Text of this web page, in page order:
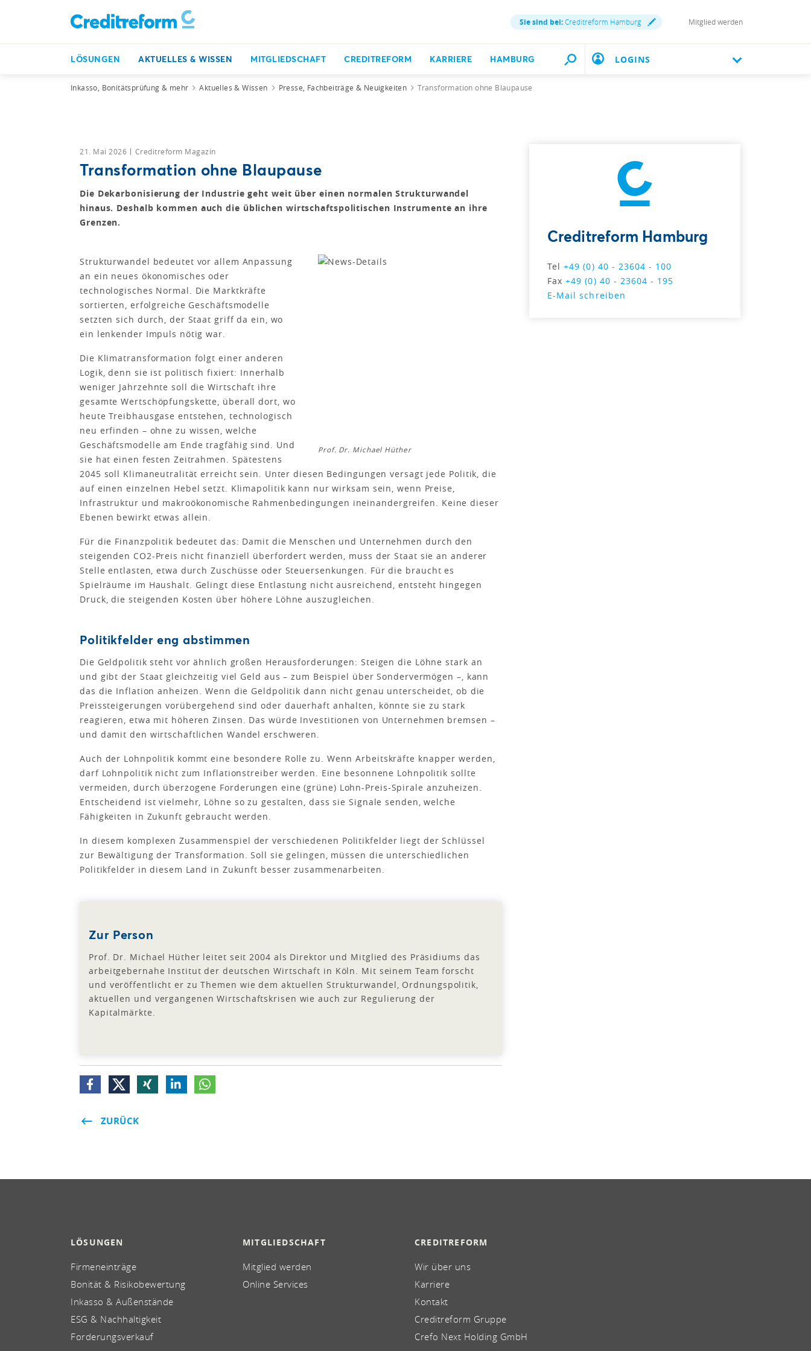
Sie sind bei:Creditreform Hamburg Mitglied werden
LÖSUNGEN AKTUELLES & WISSEN MITGLIEDSCHAFT CREDITREFORM KARRIERE HAMBURG LOGINS
Inkasso, Bonitätsprüfung & mehr Aktuelles & Wissen Presse, Fachbeiträge & Neuigkeiten Transformation ohne Blaupause
21. Mai 2026 Creditreform Magazin
Transformation ohne Blaupause
Die Dekarbonisierung der Industrie geht weit über einen normalen Strukturwandel
hinaus. Deshalb kommen auch die üblichen wirtschaftspolitischen Instrumente an ihre
Grenzen.
Prof. Dr. Michael Hüther
Strukturwandel bedeutet vor allem Anpassung
an ein neues ökonomisches oder
technologisches Normal. Die Marktkräfte
sortierten, erfolgreiche Geschäftsmodelle
setzten sich durch, der Staat griff da ein, wo
ein lenkender Impuls nötig war.
Die Klimatransformation folgt einer anderen
Logik, denn sie ist politisch fixiert: Innerhalb
weniger Jahrzehnte soll die Wirtschaft ihre
gesamte Wertschöpfungskette, überall dort, wo
heute Treibhausgase entstehen, technologisch
neu erfinden – ohne zu wissen, welche
Geschäftsmodelle am Ende tragfähig sind. Und
sie hat einen festen Zeitrahmen. Spätestens
2045 soll Klimaneutralität erreicht sein. Unter diesen Bedingungen versagt jede Politik, die
auf einen einzelnen Hebel setzt. Klimapolitik kann nur wirksam sein, wenn Preise,
Infrastruktur und makroökonomische Rahmenbedingungen ineinandergreifen. Keine dieser
Ebenen bewirkt etwas allein.
Für die Finanzpolitik bedeutet das: Damit die Menschen und Unternehmen durch den
steigenden CO2-Preis nicht finanziell überfordert werden, muss der Staat sie an anderer
Stelle entlasten, etwa durch Zuschüsse oder Steuersenkungen. Für die braucht es
Spielräume im Haushalt. Gelingt diese Entlastung nicht ausreichend, entsteht hingegen
Druck, die steigenden Kosten über höhere Löhne auszugleichen.
Politikfelder eng abstimmen
Die Geldpolitik steht vor ähnlich großen Herausforderungen: Steigen die Löhne stark an
und gibt der Staat gleichzeitig viel Geld aus – zum Beispiel über Sondervermögen –, kann
das die Inflation anheizen. Wenn die Geldpolitik dann nicht genau unterscheidet, ob die
Preissteigerungen vorübergehend sind oder dauerhaft anhalten, könnte sie zu stark
reagieren, etwa mit höheren Zinsen. Das würde Investitionen von Unternehmen bremsen –
und damit den wirtschaftlichen Wandel erschweren.
Auch der Lohnpolitik kommt eine besondere Rolle zu. Wenn Arbeitskräfte knapper werden,
darf Lohnpolitik nicht zum Inflationstreiber werden. Eine besonnene Lohnpolitik sollte
vermeiden, durch überzogene Forderungen eine (grüne) Lohn-Preis-Spirale anzuheizen.
Entscheidend ist vielmehr, Löhne so zu gestalten, dass sie Signale senden, welche
Fähigkeiten in Zukunft gebraucht werden.
In diesem komplexen Zusammenspiel der verschiedenen Politikfelder liegt der Schlüssel
zur Bewältigung der Transformation. Soll sie gelingen, müssen die unterschiedlichen
Politikfelder in diesem Land in Zukunft besser zusammenarbeiten.
Zur Person
Prof. Dr. Michael Hüther leitet seit 2004 als Direktor und Mitglied des Präsidiums das
arbeitgebernahe Institut der deutschen Wirtschaft in Köln. Mit seinem Team forscht
und veröffentlicht er zu Themen wie dem aktuellen Strukturwandel, Ordnungspolitik,
aktuellen und vergangenen Wirtschaftskrisen wie auch zur Regulierung der
Kapitalmärkte.
ZURÜCK
Creditreform Hamburg
Tel+49 (0) 40 - 23604 - 100
Fax+49 (0) 40 - 23604 - 195
E-Mail schreiben
LÖSUNGEN
Firmeneinträge
Bonität & Risikobewertung
Inkasso & Außenstände
ESG & Nachhaltigkeit
Forderungsverkauf
MITGLIEDSCHAFT
Mitglied werden
Online Services
CREDITREFORM
Wir über uns
Karriere
Kontakt
Creditreform Gruppe
Crefo Next Holding GmbH